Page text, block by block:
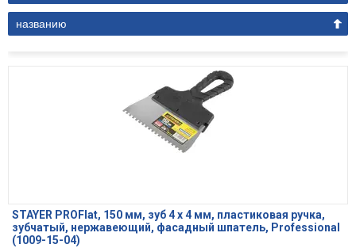
названию
STAYER PROFlat, 150 мм, зуб 4 х 4 мм, пластиковая ручка,
зубчатый, нержавеющий, фасадный шпатель, Professional
(1009-15-04)